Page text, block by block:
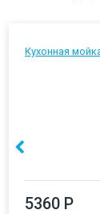
Кухонная
5360 Р